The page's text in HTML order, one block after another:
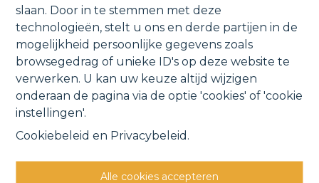
slaan. Door in te stemmen met deze
technologieën, stelt u ons en derde partijen in de
mogelijkheid persoonlijke gegevens zoals
browsegedrag of unieke ID's op deze website te
verwerken. U kan uw keuze altijd wijzigen
onderaan de pagina via de optie 'cookies' of 'cookie
instellingen'.
Cookiebeleid en Privacybeleid.
Alle cookies accepteren
Veurtstraat 62, 2870 Breendonk
VERKOCHT
Vorige Lijst Volgende